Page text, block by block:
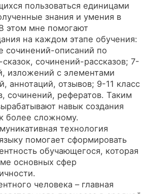
пользоваться единицами
знания и умения в
этом мне помогают
на каждом этапе обучения:
сочинений-описаний по
сочинений-рассказов; 7-
изложений с элементами
аннотаций, отзывов; 9-11 класс
сочинений, рефератов. Таким
навык создания
более сложному.
технология
помогает сформировать
обучающегося, которая
основных сфер
человека – главная